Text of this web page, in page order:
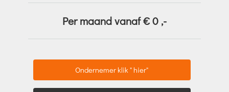
Per maand vanaf €0 ,-
Ondernemer klik " hier"